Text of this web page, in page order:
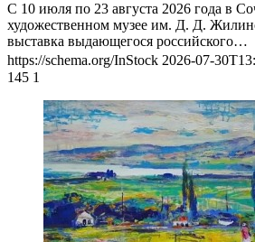
С 10 июля по 23 августа 2026 года в
художественном музее им. Д. Д.
выставка выдающегося российского…
https://schema.org/InStock 2026-07-
145 1